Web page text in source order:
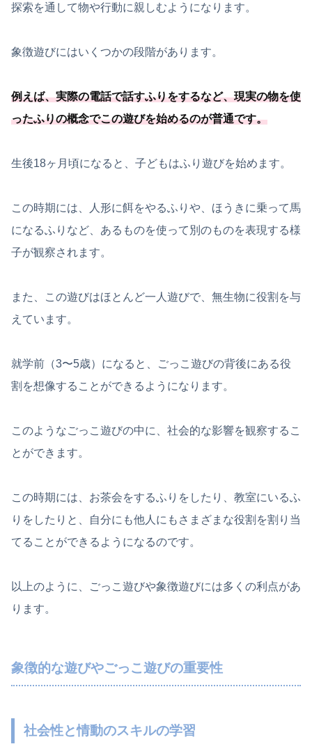
探索を通して物や行動に親しむようになります。
象徴遊びにはいくつかの段階があります。
例えば、実際の電話で話すふりをするなど、現実の物を使
ったふりの概念でこの遊びを始めるのが普通です。
生後18ヶ月頃になると、子どもはふり遊びを始めます。
この時期には、人形に餌をやるふりや、ほうきに乗って馬
になるふりなど、あるものを使って別のものを表現する様
子が観察されます。
また、この遊びはほとんど一人遊びで、無生物に役割を与
えています。
就学前（3〜5歳）になると、ごっこ遊びの背後にある役
割を想像することができるようになります。
このようなごっこ遊びの中に、社会的な影響を観察するこ
とができます。
この時期には、お茶会をするふりをしたり、教室にいるふ
りをしたりと、自分にも他人にもさまざまな役割を割り当
てることができるようになるのです。
以上のように、ごっこ遊びや象徴遊びには多くの利点があ
ります。
象徴的な遊びやごっこ遊びの重要性
社会性と情動のスキルの学習